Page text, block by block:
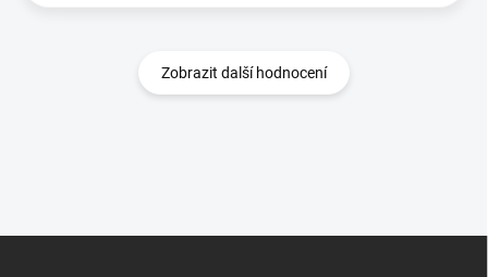
Zobrazit další hodnocení